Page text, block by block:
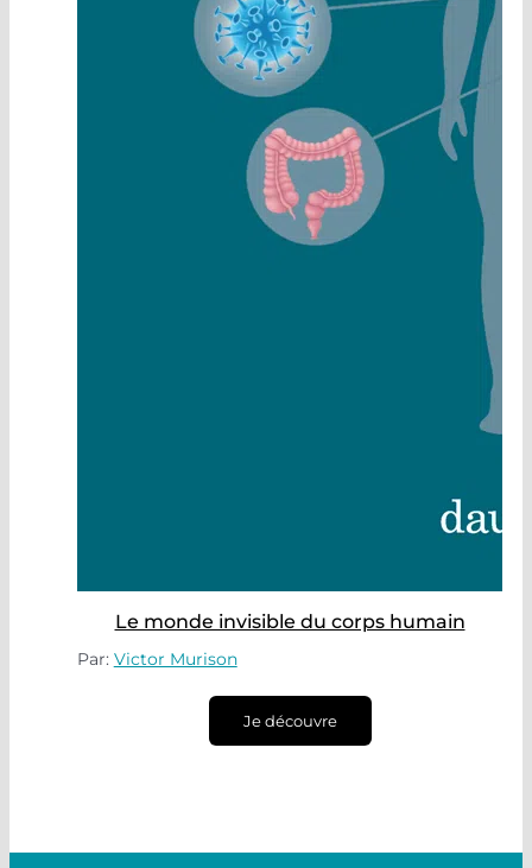
Le monde invisible du corps humain
Par: Victor Murison
Je découvre